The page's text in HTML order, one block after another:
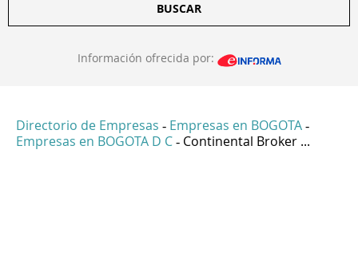
BUSCAR
Información ofrecida por:
Directorio de Empresas - Empresas en BOGOTA -
Empresas en BOGOTA D C - Continental Broker ...